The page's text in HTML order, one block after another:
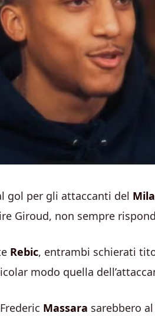
gol per gli attaccanti del
Giroud, non sempre
Rebic, entrambi schierati
modo quella
Massara sarebbero